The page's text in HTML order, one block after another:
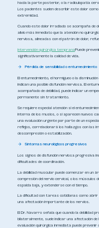
hacia la parte posterior, o la radiculopatía
Los pacientes suelen describir este dolor
extremidad.
Cuando este dolor irradiado se acompaña de
alivio más inmediato que la atención no
nerviosa, alineadas con el patrón de dolor,
Intervención quirúrgica tempranaPuede
significativamente la calidad de vida.
Pérdida de sensibilidad o entumecimiento
El entumecimiento, el hormigueo o la
indican una posible disfunción nerviosa. El
acompañado de debilidad, puede indicar un
permanente sin tratamiento.
Se requiere especial atención si el
interna de los muslos, o si aparecen nuevos
una evaluación urgente por parte de un
reflejos, correlacionará los hallazgos con las
descompresión o estabilización.
Síntomas neurológicos progresivos
Los signos de disfunción nerviosa progresiva
dificultades de coordinación.
La debilidad muscular puede comenzar en un
compresión del nervio cervical, o los músculos
espalda baja, y extenderse con el tiempo.
La dificultad con tareas cotidianas como
una afectación importante de los nervios.
El Dr. Navarro señala que cuando la
bilateralmente, suele indicar una afectación de
evaluación quirúrgica inmediata puede